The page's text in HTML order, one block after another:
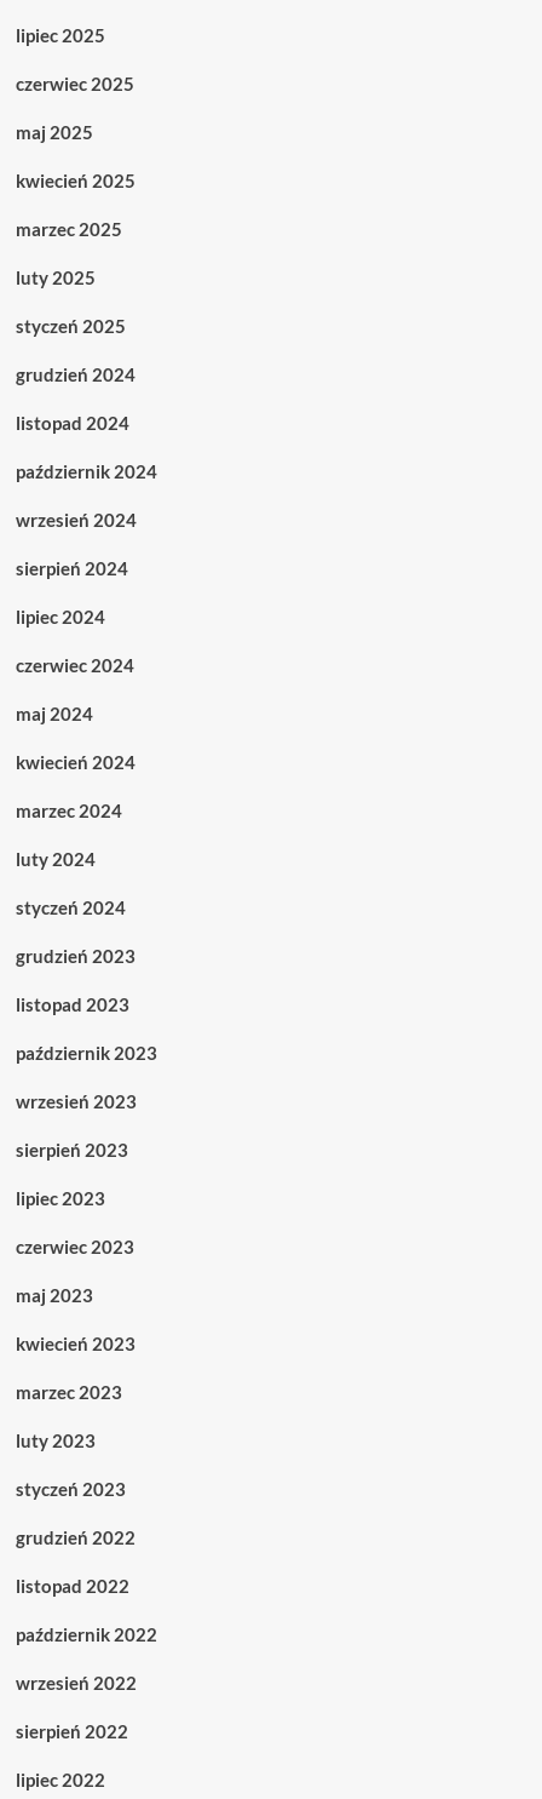
lipiec 2025
czerwiec 2025
maj 2025
kwiecień 2025
marzec 2025
luty 2025
styczeń 2025
grudzień 2024
listopad 2024
październik 2024
wrzesień 2024
sierpień 2024
lipiec 2024
czerwiec 2024
maj 2024
kwiecień 2024
marzec 2024
luty 2024
styczeń 2024
grudzień 2023
listopad 2023
październik 2023
wrzesień 2023
sierpień 2023
lipiec 2023
czerwiec 2023
maj 2023
kwiecień 2023
marzec 2023
luty 2023
styczeń 2023
grudzień 2022
listopad 2022
październik 2022
wrzesień 2022
sierpień 2022
lipiec 2022